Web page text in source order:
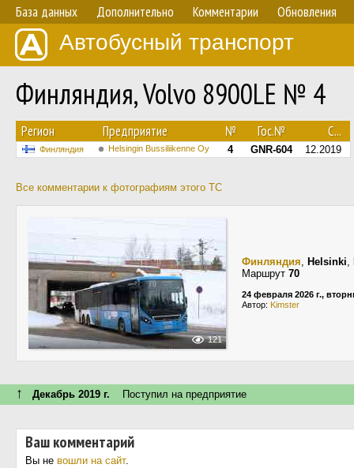
База данных Дополнительно Комментарии Обновления
Автобусный транспорт
Финляндия, Volvo 8900LE № 4
Регион Предприятие № Гос.№ С...
Финляндия Helsingin Bussiliikenne Oy 4 GNR-604 12.2019
Все комментарии к фотографиям этого ТС
121
Финляндия, Helsinki,
Маршрут 70
24 февраля 2026 г.,
Автор: Kimster
↑ Декабрь 2019 г. Поступил на предприятие
Ваш комментарий
Вы не вошли на сайт.